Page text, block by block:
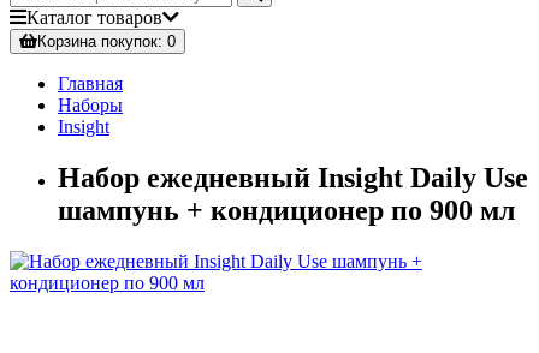
Каталог товаров
Корзинапокупок: 0
Главная
Наборы
Insight
Набор ежедневный Insight Daily Use
шампунь + кондиционер по 900 мл